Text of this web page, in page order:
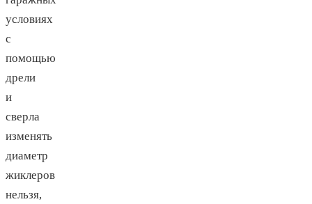
условиях
с
помощью
дрели
и
сверла
изменять
диаметр
жиклеров
нельзя,